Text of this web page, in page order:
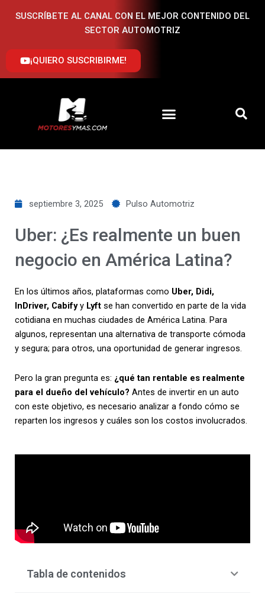
SUSCRÍBETE AL CANAL CON EL MEJOR CONTENIDO DEL
SECTOR AUTOMOTRIZ
¡QUIERO SUSCRIBIRME!
septiembre 3, 2025 Pulso Automotriz
Uber: ¿Es realmente un buen
negocio en América Latina?
En los últimos años, plataformas como Uber, Didi,
InDriver, Cabifyy Lyft se han convertido en parte de la vida
cotidiana en muchas ciudades de América Latina. Para
algunos, representan una alternativa de transporte cómoda
y segura; para otros, una oportunidad de generar ingresos.
Pero la gran pregunta es: ¿qué tan rentable es realmente
para el dueño del vehículo? Antes de invertir en un auto
con este objetivo, es necesario analizar a fondo cómo se
reparten los ingresos y cuáles son los costos involucrados.
Tabla de contenidos